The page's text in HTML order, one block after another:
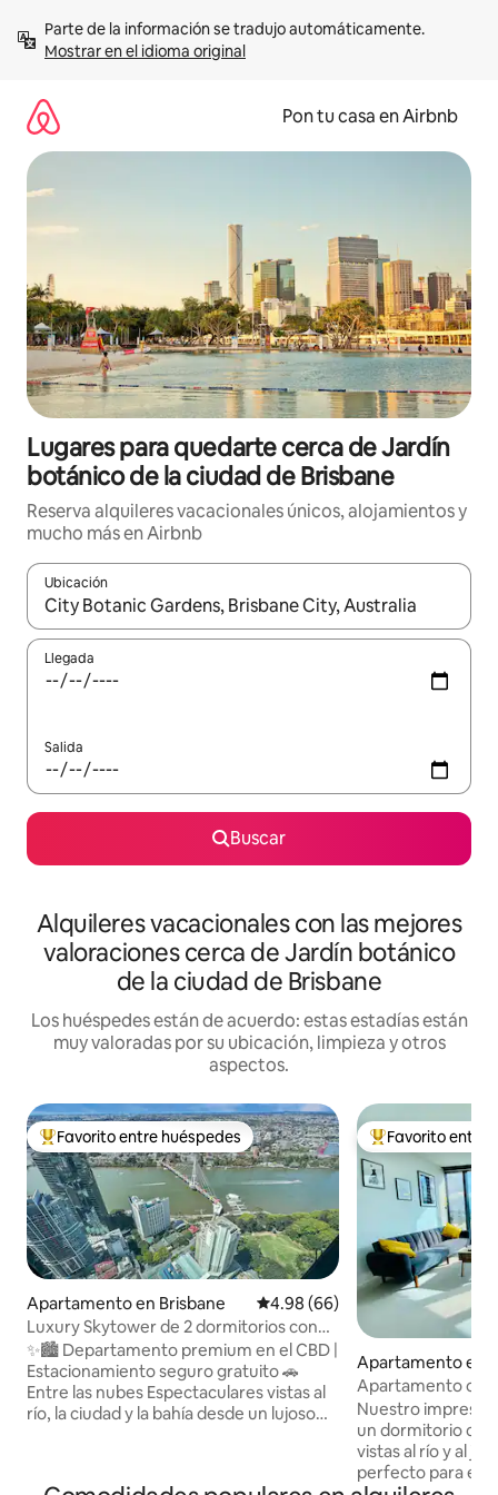
contenidoMostrar en el idioma original
Pon tu casa en Airbnb
Lugares para quedarte cerca de Jardín
botánico de la ciudad de Brisbane
Reserva alquileres vacacionales únicos, alojamientos y
mucho más en Airbnb
Ubicación
Cuando los resultados estén disponibles, navega con las
Llegada
Salida
Buscar
Alquileres vacacionales con las mejores
valoraciones cerca de Jardín botánico
de la ciudad de Brisbane
Los huéspedes están de acuerdo: estas estadías están
muy valoradas por su ubicación, limpieza y otros
aspectos.
Favorito entre huéspedes preferido
Favorito entre huéspedes
Apartamento en Brisbane Calificación promedio: 4.98 de
4.98 (66)
Luxury Skytower de 2 dormitorios con
vista al río | Estacionamiento | Capacidad
para 5 personas
✨🏙️ Departamento premium en el CBD |
Estacionamiento seguro gratuito 🚗
Entre las nubes Espectaculares vistas al
río, la ciudad y la bahía desde un lujoso
Favorito entre
Favorito entre
Apartamento en
Apartamento con
jardín y vistas al
financiero de
Nuestro
un dormitorio
vistas al río y al
perfecto para